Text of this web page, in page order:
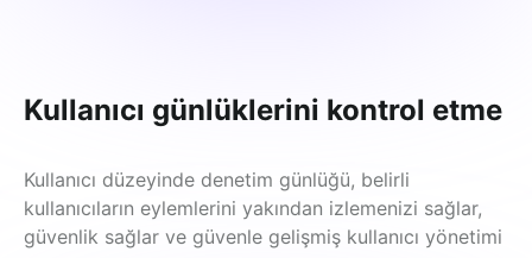
Kullanıcı günlüklerini kontrol etme
Kullanıcı düzeyinde denetim günlüğü, belirli
kullanıcıların eylemlerini yakından izlemenizi sağlar,
güvenlik sağlar ve güvenle gelişmiş kullanıcı yönetimi